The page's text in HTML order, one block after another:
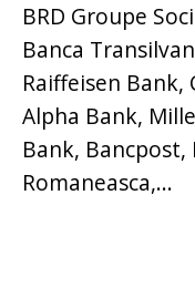
BRD Groupe
Banca
Raiffeisen Bank,
Alpha Bank,
Bank, Bancpost,
Romaneasca,...